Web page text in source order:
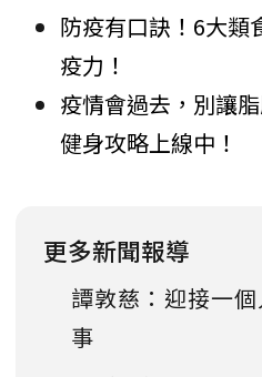
防疫有口訣！6大類
疫力！
疫情會過去，別讓
健身攻略上線中！
更多新聞報導
譚敦慈：迎接一
事